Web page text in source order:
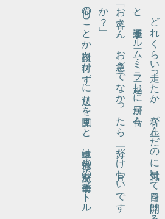
ど
れ
く
ら
い走
っ
た
か
、音
が止
ん
だ
の
に気付
い
て目
を開
け
る
と、運転手
と
ルー
ム・
ミ
ラー越
し
に目
が合
う
。
「お客
さ
ん
、
お急
ぎ
で
な
か
っ
た
ら
、一分
だ
け宜
し
い
で
す
か
？」
何の
こ
と
か検討
も付
か
ず
に辺
り
を見回
す
と
、車
は赤信号
の交差点
の手前二十
メー
ト
ル
ど
の
と
こ
ろ
、左
に寄
せ
て停車
し
て
い
る
。
ウ
イ
ン
カ
の点滅
ら
せ
る音
だ
け
が
、
カ
ッ
チ
、
カ
ッ
チ
と車内
に響
く
。先
の交差点
に
コ
ン
ビ
ニ
エ
ン
ス・
ス
ト
ア
が見
え
て
、何
か買
い物
だ
う
か
、否
、客
を乗
せ
な
が
ら
そ
ん
な
こ
と
は
あ
る
ま
、
な
ら
ば腹具合
で
も悪
い
の
か
と思
い付
き